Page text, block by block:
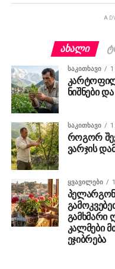
ᲐᲮᲐᲚᲘ
ᲡᲐᲙᲘᲗᲮᲐᲕᲘ
ნიშნები
ᲡᲐᲙᲘᲗᲮᲐᲕᲘ
როგორ
ვარჯის
ᲧᲕᲐᲕᲘᲚᲔᲑᲘ
გამხმარი
კალმები
ეჯიბრება